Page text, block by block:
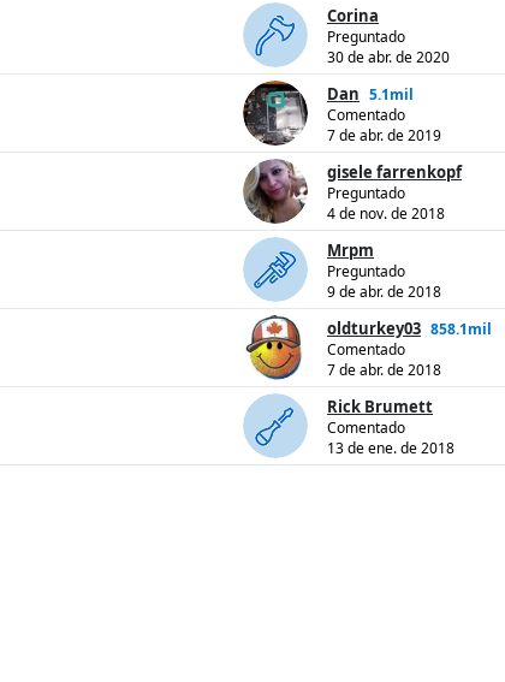
Corina
Preguntado
30 de abr. de 2020
Dan 5.1mil
Comentado
7 de abr. de 2019
gisele farrenkopf
Preguntado
4 de nov. de 2018
Mrpm
Preguntado
9 de abr. de 2018
oldturkey03 858.1mil
Comentado
7 de abr. de 2018
Rick Brumett
Comentado
13 de ene. de 2018